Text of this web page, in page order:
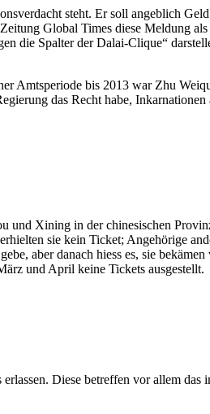
steht. Er soll angeblich
Global Times diese Meldung
die Spalter der Dalai-Clique“
Amtsperiode bis 2013 war Zhu
das Recht habe,
und Xining in der chinesischen
sie kein Ticket; Angehörige
aber danach hiess es, sie
und April keine Tickets ausgestellt.
Diese betreffen vor allem das